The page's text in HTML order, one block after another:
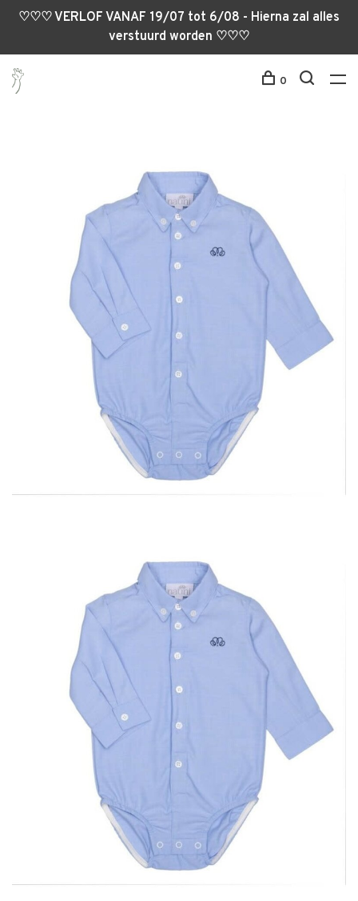
♡♡♡ VERLOF VANAF 19/07 tot 6/08 - Hierna zal alles
verstuurd worden ♡♡♡
0